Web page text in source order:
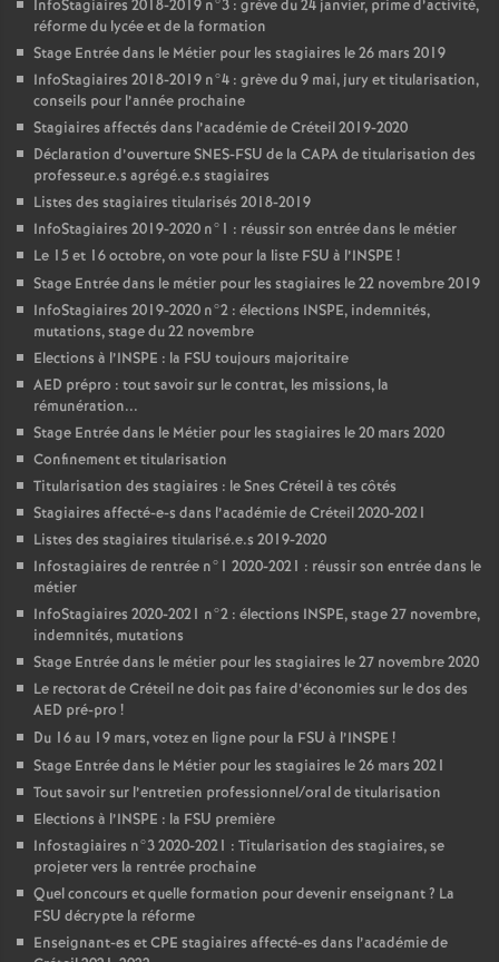
InfoStagiaires 2018-2019 n°3 : grève du 24 janvier, prime d’activité,
réforme du lycée et de la formation
Stage Entrée dans le Métier pour les stagiaires le 26 mars 2019
InfoStagiaires 2018-2019 n°4 : grève du 9 mai, jury et titularisation,
conseils pour l’année prochaine
Stagiaires affectés dans l’académie de Créteil 2019-2020
Déclaration d’ouvertureSNES-FSU de la CAPAde titularisation des
professeur.e.s agrégé.e.s stagiaires
Listes des stagiaires titularisés 2018-2019
InfoStagiaires 2019-2020 n°1 : réussir son entrée dans le métier
Le 15 et 16 octobre, on vote pour la liste FSU à l’INSPE !
Stage Entrée dans le métier pour les stagiaires le 22 novembre 2019
InfoStagiaires 2019-2020 n°2 : élections INSPE, indemnités,
mutations, stage du 22 novembre
Elections à l’INSPE : la FSU toujours majoritaire
AED prépro : tout savoir sur le contrat, les missions, la
rémunération...
Stage Entrée dans le Métier pour les stagiaires le 20 mars 2020
Confinement et titularisation
Titularisation des stagiaires : le Snes Créteil à tes côtés
Stagiaires affecté-e-s dans l’académie de Créteil 2020-2021
Listes des stagiaires titularisé.e.s 2019-2020
Infostagiaires de rentrée n°1 2020-2021 : réussir son entrée dans le
métier
InfoStagiaires 2020-2021 n°2 : élections INSPE, stage 27 novembre,
indemnités, mutations
Stage Entrée dans le métier pour les stagiaires le 27 novembre 2020
Le rectorat de Créteil ne doit pas faire d’économies sur le dos des
AED pré-pro !
Du 16 au 19 mars, votez en ligne pour la FSU à l’INSPE !
Stage Entrée dans le Métier pour les stagiaires le 26 mars 2021
Tout savoir sur l’entretien professionnel/oral de titularisation
Elections à l’INSPE : la FSU première
Infostagiaires n°3 2020-2021 : Titularisation des stagiaires, se
projeter vers la rentrée prochaine
Quel concours et quelle formation pour devenir enseignant? La
FSU décrypte la réforme
Enseignant-es etCPE stagiaires affecté-es dans l’académie de